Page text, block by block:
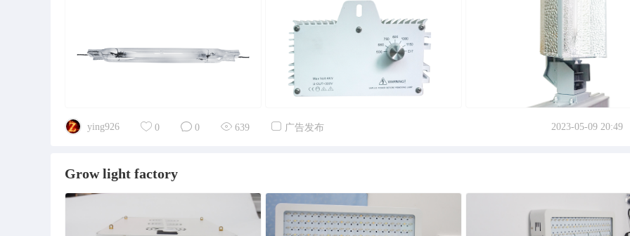
ying926 0 0 639 广告发布 2023-05-09 20:49
Grow light factory